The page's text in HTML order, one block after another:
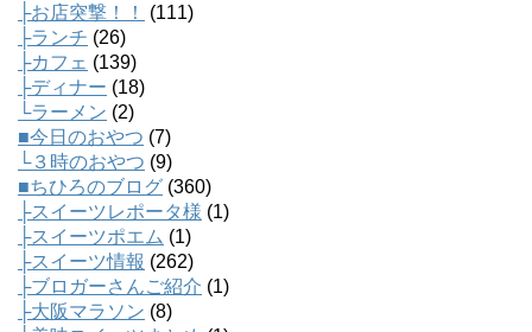
├お店突撃！！
(111)
├ランチ (26)
├カフェ (139)
├ディナー (18)
└ラーメン (2)
■今日のおやつ (7)
└３時のおやつ (9)
■ちひろのブログ (360)
├スイーツレポータ様 (1)
├スイーツポエム (1)
├スイーツ情報 (262)
├ブロガーさんご紹介 (1)
├大阪マラソン (8)